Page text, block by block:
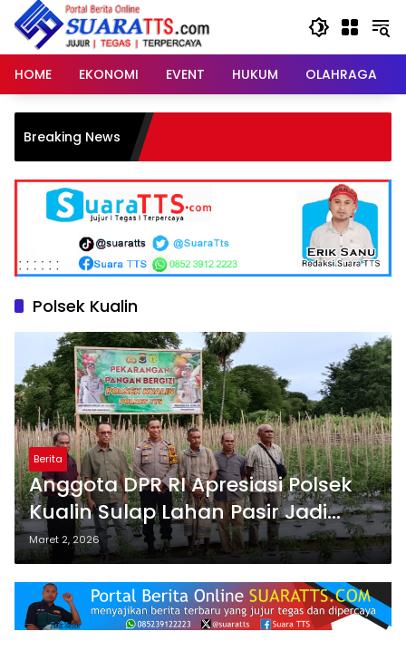
Langsung
konten
HOME
EKONOMI EVENT HUKUM OLAHRAGA
Breaking News
Polsek Kualin
Berita
Anggota DPR RI Apresiasi Polsek
Kualin Sulap Lahan Pasir Jadi
Kebun Produktif
Maret 2, 2026